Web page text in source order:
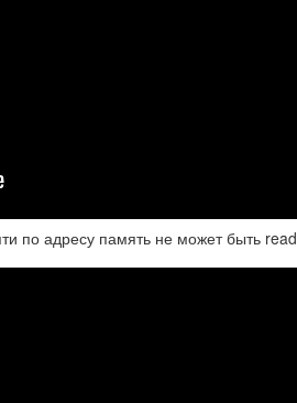
по адресу память не может быть read